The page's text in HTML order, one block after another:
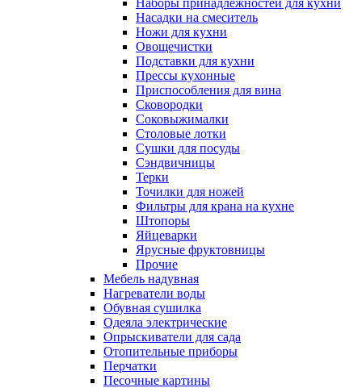
Наборы принадлежностей для кухни
Насадки на смеситель
Ножи для кухни
Овощечистки
Подставки для кухни
Прессы кухонные
Приспособления для вина
Сковородки
Соковыжималки
Столовые лотки
Сушки для посуды
Сэндвичницы
Терки
Точилки для ножей
Фильтры для крана на кухне
Штопоры
Яйцеварки
Ярусные фруктовницы
Прочие
Мебель надувная
Нагреватели воды
Обувная сушилка
Одеяла электрические
Опрыскиватели для сада
Отопительные приборы
Перчатки
Песочные картины